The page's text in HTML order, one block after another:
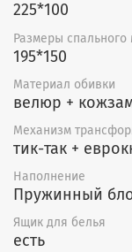
По Вашему
установить
пружинный
расцветку,
225*100
Размеры спального
195*150
Материал обивки
велюр +
Механизм
тик-так +
Наполнение
Пружинный
Ящик для белья
есть